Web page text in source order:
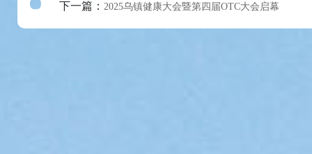
下一篇： 2025乌镇健康大会暨第四届OTC大会启幕